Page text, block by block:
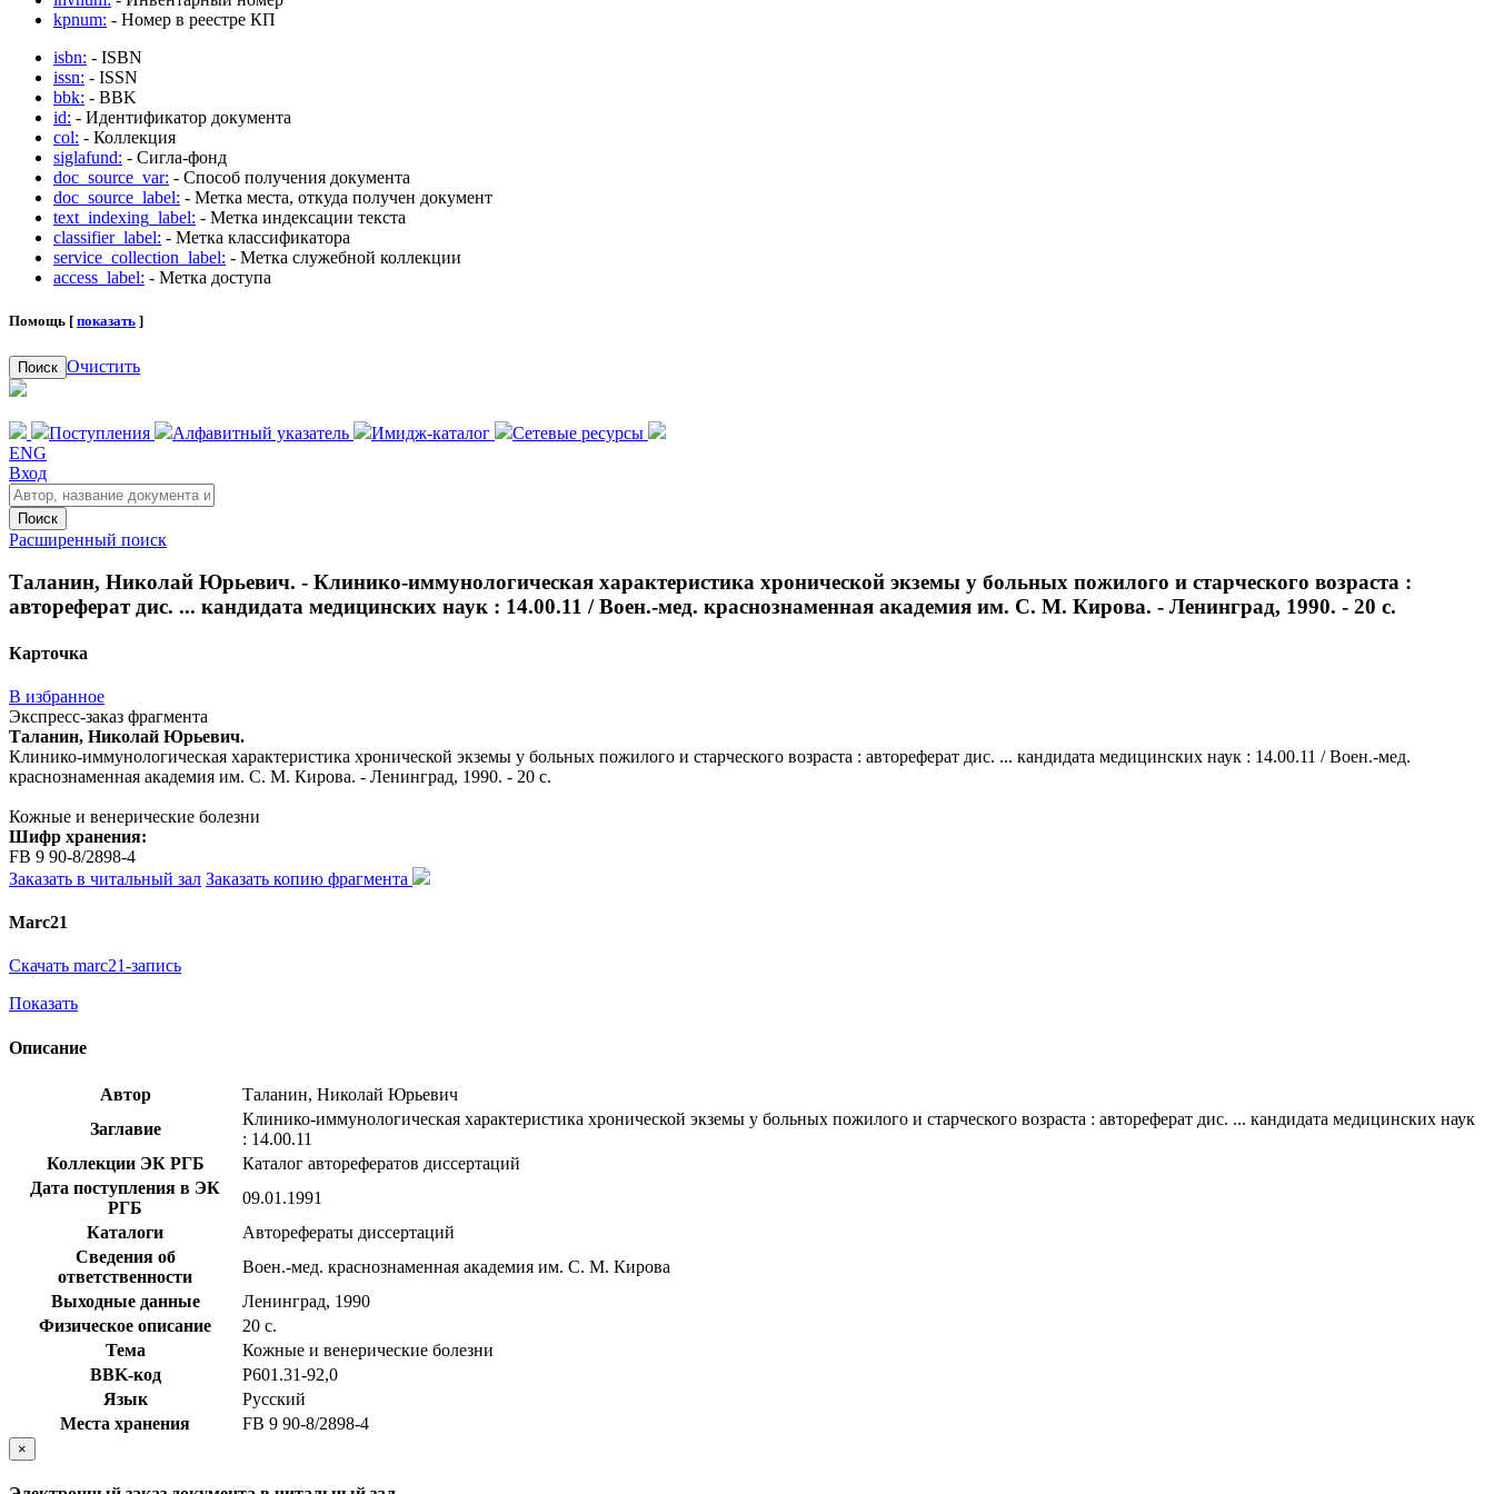
kpnum: - Номер в реестре КП
isbn: - ISBN
issn: - ISSN
bbk: - BBK
id: - Идентификатор документа
col: - Коллекция
siglafund: - Сигла-фонд
doc_source_var: - Способ получения документа
doc_source_label: - Метка места, откуда получен документ
text_indexing_label: - Метка индексации текста
classifier_label: - Метка классификатора
service_collection_label: - Метка служебной коллекции
access_label: - Метка доступа
Помощь [ показать ]
Поиск Очистить
Поступления Алфавитный указатель Имидж-каталог
Сетевые ресурсы
ENG
Вход
Поиск
Расширенный поиск
Таланин, Николай Юрьевич. - Клинико-иммунологическая характеристика хронической экземы у больных пожилого и старческого возраста :
автореферат дис. ... кандидата медицинских наук : 14.00.11 / Воен.-мед. краснознаменная академия им. С. М. Кирова. - Ленинград, 1990. - 20 с.
Карточка
В избранное
Экспресс-заказ фрагмента
Таланин, Николай Юрьевич.
Клинико-иммунологическая характеристика хронической экземы у больных пожилого и старческого возраста : автореферат дис. ... кандидата медицинских наук : 14.00.11 / Воен.-мед.
краснознаменная академия им. С. М. Кирова. - Ленинград, 1990. - 20 с.
Кожные и венерические болезни
Шифр хранения:
FB 9 90-8/2898-4
Заказать в читальный зал Заказать копию фрагмента
Marc21
Скачать marc21-запись
Показать
Описание
Автор
Таланин, Николай Юрьевич
Заглавие
Клинико-иммунологическая характеристика хронической экземы у больных пожилого и старческого возраста : автореферат дис. ... кандидата медицинских наук
: 14.00.11
Коллекции ЭК РГБ
Каталог авторефератов диссертаций
Дата поступления в ЭК
РГБ
09.01.1991
Каталоги
Авторефераты диссертаций
Сведения об
ответственности
Воен.-мед. краснознаменная академия им. С. М. Кирова
Выходные данные
Ленинград, 1990
Физическое описание
20 с.
Тема
Кожные и венерические болезни
BBK-код
Р601.31-92,0
Язык
Русский
Места хранения
FB 9 90-8/2898-4
×